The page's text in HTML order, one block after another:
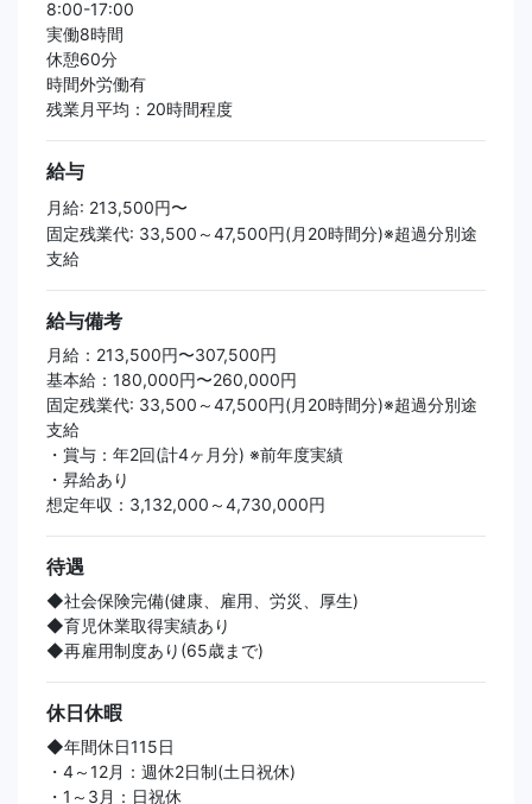
8:00-17:00
実働8時間
休憩60分
時間外労働有
残業月平均：20時間程度
給与
月給: 213,500円〜
固定残業代: 33,500～47,500円(月20時間分)※超過分別途
支給
給与備考
月給：213,500円〜307,500円
基本給：180,000円〜260,000円
固定残業代: 33,500～47,500円(月20時間分)※超過分別途
支給
・賞与：年2回(計4ヶ月分) ※前年度実績
・昇給あり
想定年収：3,132,000～4,730,000円
待遇
◆社会保険完備(健康、雇用、労災、厚生)
◆育児休業取得実績あり
◆再雇用制度あり(65歳まで)
休日休暇
◆年間休日115日
・4～12月：週休2日制(土日祝休)
・1～3月：日祝休